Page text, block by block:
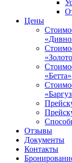
Цены
«Бетта»
Отзывы
Документы
Контакты